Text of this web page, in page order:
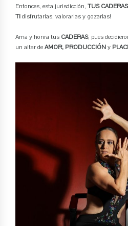
Entonces, esta jurisdicción, TUS CADERAS
TIdisfrutarlas, valorarlas y gozarlas!
Ama y honra tus CADERAS, pues
un altar deAMOR, PRODUCCIÓNy